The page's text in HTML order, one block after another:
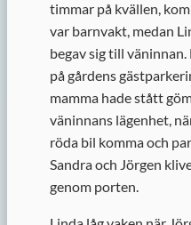
timmar på kvällen,
var barnvakt, medan
begav sig till
på gårdens
mamma hade stått
väninnans lägenhet,
röda bil komma och
Sandra och Jörgen
genom porten.